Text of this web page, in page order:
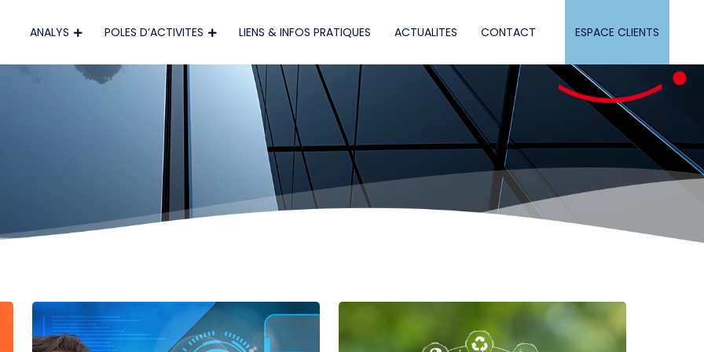
ANALYS POLES D’ACTIVITES LIENS & INFOS PRATIQUES ACTUALITES CONTACT ESPACE CLIENTS